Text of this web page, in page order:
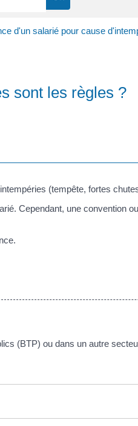
d'un salarié pour cause
sont les règles ?
(tempête, fortes
Cependant, une convention
(BTP) ou dans un autre